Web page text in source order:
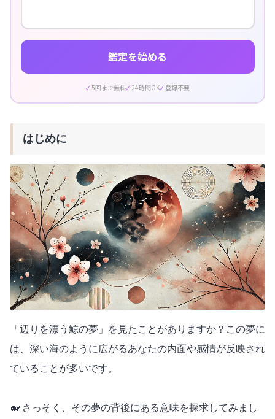
鑑定を始める
5回まで無料 24時間OK 登録不要
はじめに
「辺りを漂う鯨の夢」を見たことがありますか？この夢に
は、深い海のように広がるあなたの内面や感情が反映され
ていることが多いです。
🐋 さっそく、その夢の背後にある意味を探求してみまし